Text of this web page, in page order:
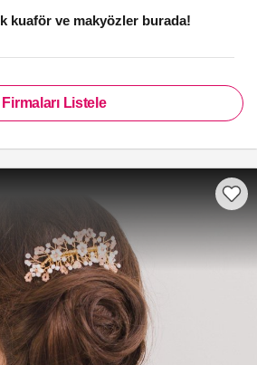
kuaför ve makyözler burada!
Firmaları Listele